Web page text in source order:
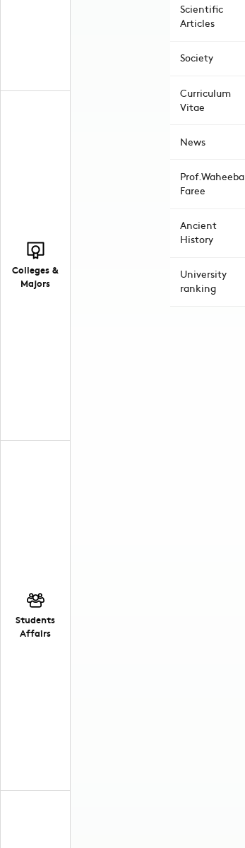
Colleges &
Majors
Students
Affairs
Scientific
Articles
Society
Curriculum
Vitae
News
Prof.Waheeba
Faree
Ancient
History
University
ranking